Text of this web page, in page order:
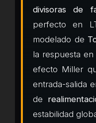
divisoras de
perfecto en
modelado de
la respuesta
efecto Miller
entrada-salida
de
estabilidad